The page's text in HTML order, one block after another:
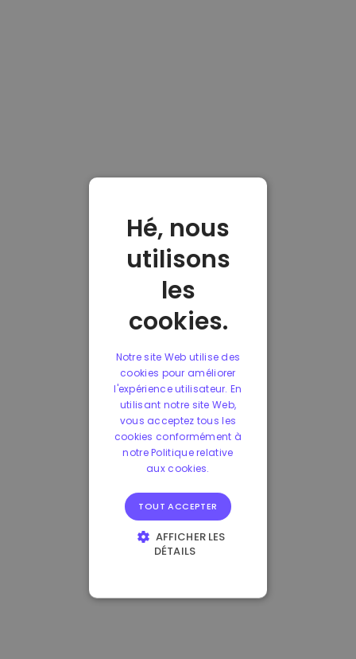
Hé, nous
utilisons
les
cookies.
Notre site Web utilise des
cookies pour améliorer
l'expérience utilisateur. En
utilisant notre site Web,
vous acceptez tous les
cookies conformément à
notre Politique relative
aux cookies.
TOUT ACCEPTER
AFFICHER LES
DÉTAILS